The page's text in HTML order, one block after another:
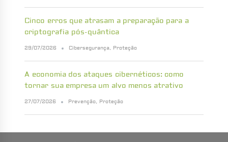
Cinco erros que atrasam a preparação para a
criptografia pós-quântica
29/07/2026 Cibersegurança, Proteção
A economia dos ataques cibernéticos: como
tornar sua empresa um alvo menos atrativo
27/07/2026 Prevenção, Proteção